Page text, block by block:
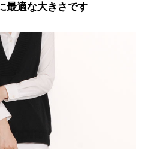
最適な大きさです